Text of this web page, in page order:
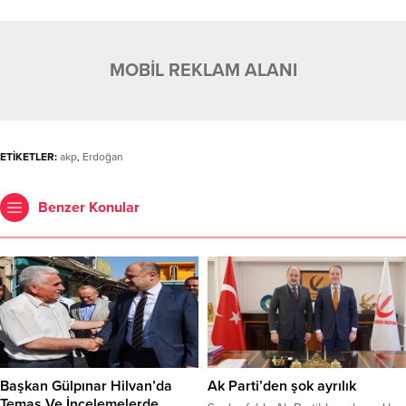
MOBİL REKLAM ALANI
ETİKETLER: akp, Erdoğan
Benzer Konular
Başkan Gülpınar Hilvan’da
Ak Parti’den şok ayrılık